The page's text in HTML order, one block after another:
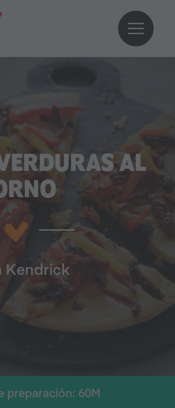
AL
Kendrick
preparación: 60M